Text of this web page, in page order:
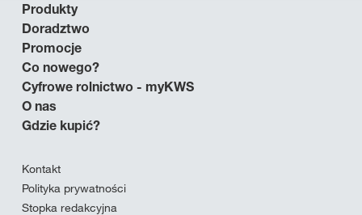
Produkty
Doradztwo
Promocje
Co nowego?
Cyfrowe rolnictwo - myKWS
O nas
Gdzie kupić?
Kontakt
Polityka prywatności
Stopka redakcyjna